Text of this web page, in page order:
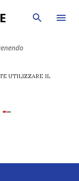
UTILIZZARE IL